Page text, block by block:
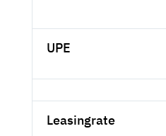
UPE
Leasingrate